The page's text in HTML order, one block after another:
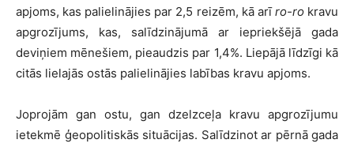
apjoms, kas palielinājies par 2,5 reizēm, kā arīro-rokravu
apgrozījums, kas, salīdzinājumā ar iepriekšējā gada
deviņiem mēnešiem, pieaudzis par 1,4%. Liepājā līdzīgi kā
citās lielajās ostās palielinājies labības kravu apjoms.
Joprojām gan ostu, gan dzelzceļa kravu apgrozījumu
ietekmē ģeopolitiskās situācijas. Salīdzinot ar pērnā gada